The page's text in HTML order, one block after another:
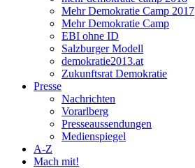
Mehr Demokratie Camp 2017
Mehr Demokratie Camp
EBI ohne ID
Salzburger Modell
demokratie2013.at
Zukunftsrat Demokratie
Presse
Nachrichten
Vorarlberg
Presseaussendungen
Medienspiegel
A-Z
Mach mit!